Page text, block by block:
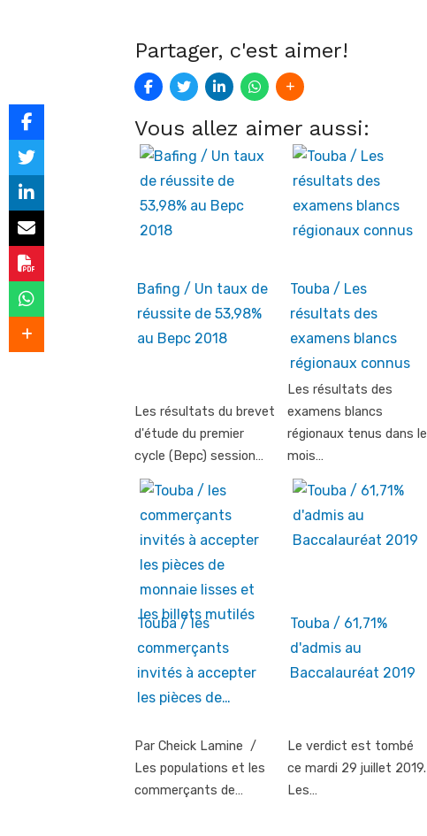
Partager, c'est aimer!
Vous allez aimer aussi:
Bafing / Un taux de
réussite de 53,98%
au Bepc 2018
Les résultats du brevet
d'étude du premier
cycle (Bepc) session…
Touba / Les
résultats des
examens blancs
régionaux connus
Les résultats des
examens blancs
régionaux tenus dans le
mois…
Touba / les
commerçants
invités à accepter
les pièces de…
Par Cheick Lamine /
Les populations et les
commerçants de…
Touba / 61,71%
d'admis au
Baccalauréat 2019
Le verdict est tombé
ce mardi 29 juillet 2019.
Les…